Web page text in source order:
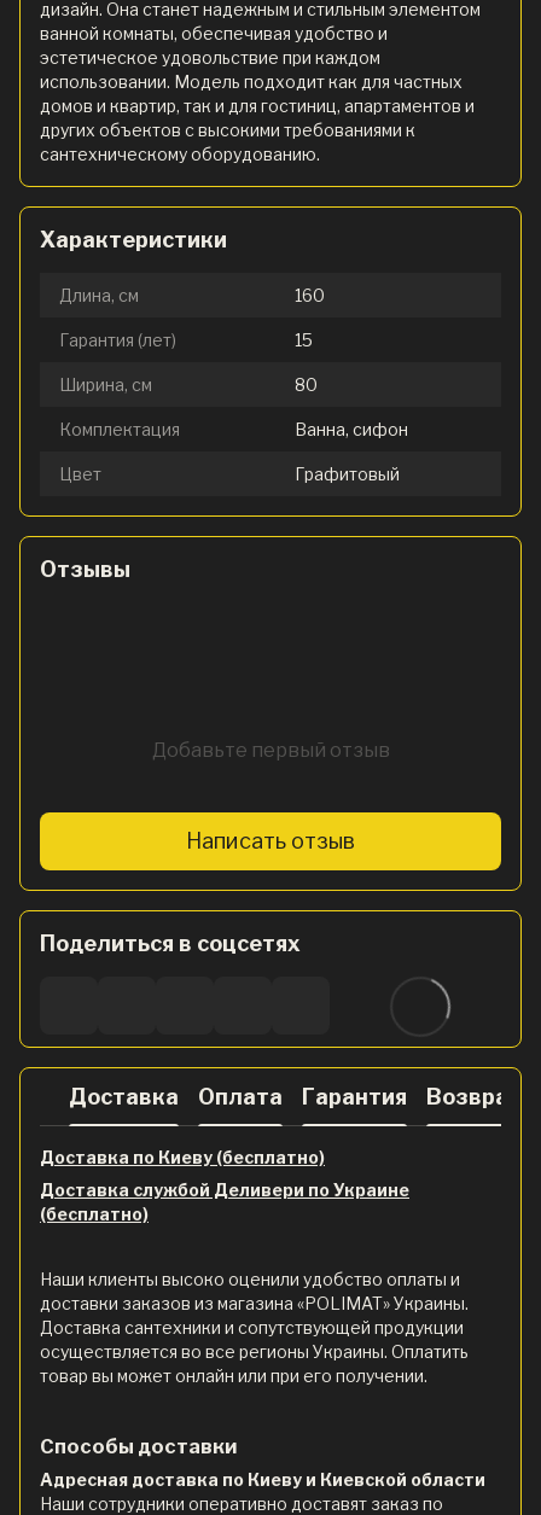
дизайн. Она станет надежным и стильным элементом
ванной комнаты, обеспечивая удобство и
эстетическое удовольствие при каждом
использовании. Модель подходит как для частных
домов и квартир, так и для гостиниц, апартаментов и
других объектов с высокими требованиями к
сантехническому оборудованию.
Характеристики
Длина, см 160
Гарантия (лет) 15
Ширина, см 80
Комплектация Ванна, сифон
Цвет Графитовый
Отзывы
Добавьте первый отзыв
Написать отзыв
Поделиться в соцсетях
Доставка Оплата Гарантия Возврат
Доставка по Киеву (бесплатно)
Доставка службой Деливери по Украине
(бесплатно)
Наши клиенты высоко оценили удобство оплаты и
доставки заказов из магазина «POLIMAT» Украины.
Доставка сантехники и сопутствующей продукции
осуществляется во все регионы Украины. Оплатить
товар вы может онлайн или при его получении.
Способы доставки
Адресная доставка по Киеву и Киевской области
Наши сотрудники оперативно доставят заказ по